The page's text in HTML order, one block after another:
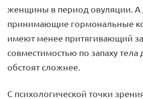
женщины в период овуляции. А
принимающие гормональные
имеют менее притягивающий
совместимостью по запаху тела
обстоят сложнее.
С психологической точки